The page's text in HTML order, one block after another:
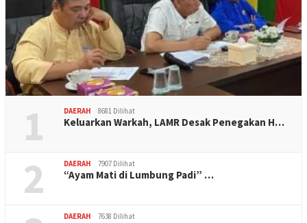
1 DAERAH 8681 Dilihat
Keluarkan Warkah, LAMR Desak Penegakan H…
2 DAERAH 7907 Dilihat
“Ayam Mati di Lumbung Padi” …
DAERAH 7638 Dilihat